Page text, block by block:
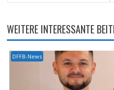
WEITERE INTERESSANTE
DFFB-News